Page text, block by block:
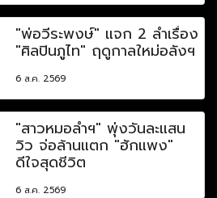
"พ่อวีระพงษ์" แจก 2 ลำเรื่อง
"ศิลปินภูไท" ฤดูกาลใหม่อลังฯ
6 ส.ค. 2569
"สาวหมอลำฯ" พุ่งวันละแสน
วิว จ่อล้านแตก "ฮักแพง"
ดีใจสุดชีวิต
6 ส.ค. 2569